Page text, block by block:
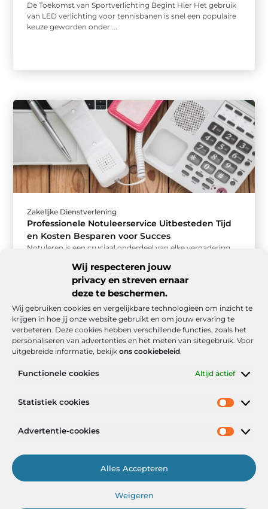
Wij respecteren jouw
privacy en streven ernaar
deze te beschermen.
Wij gebruiken cookies en vergelijkbare technologieën om inzicht te
krijgen in hoe jij onze website gebruikt en om jouw ervaring te
verbeteren. Deze cookies hebben verschillende functies, zoals het
personaliseren van advertenties en het meten van sitegebruik. Voor
uitgebreide informatie, bekijk ons cookiebeleid.
Functionele cookies Altijd actief
Statistiek cookies
Advertentie-cookies
Alles Accepteren
Weigeren
De Toekomst van Sportverlichting Begint Hier Het gebruik
van LED verlichting voor tennisbanen is snel een populaire
keuze geworden onder ...
Zakelijke Dienstverlening
Professionele Notuleerservice Uitbesteden Tijd
en Kosten Besparen voor Succes
Notuleren is een cruciaal onderdeel van elke vergadering,
bestuursvergadering. ...
Het Portaal voor Inzichten en Inspiratie
— AdviesPortal.nl verzamelt de beste blogs en artikelen om jou te
Onze informatie